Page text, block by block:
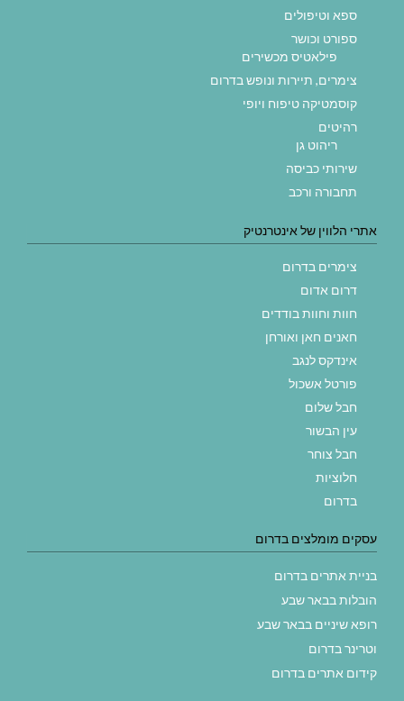
ספא וטיפולים
ספורט וכושר
פילאטיס מכשירים
צימרים, תיירות ונופש בדרום
קוסמטיקה טיפוח ויופי
רהיטים
ריהוט גן
שירותי כביסה
תחבורה ורכב
אתרי הלווין של אינטרנטיק
צימרים בדרום
דרום אדום
חוות וחוות בודדים
חאנים חאן ואורחן
אינדקס לנגב
פורטל אשכול
חבל שלום
עין הבשור
חבל צוחר
חלוציות
בדרום
עסקים מומלצים בדרום
בניית אתרים בדרום
הובלות בבאר שבע
רופא שיניים בבאר שבע
וטרינר בדרום
קידום אתרים בדרום